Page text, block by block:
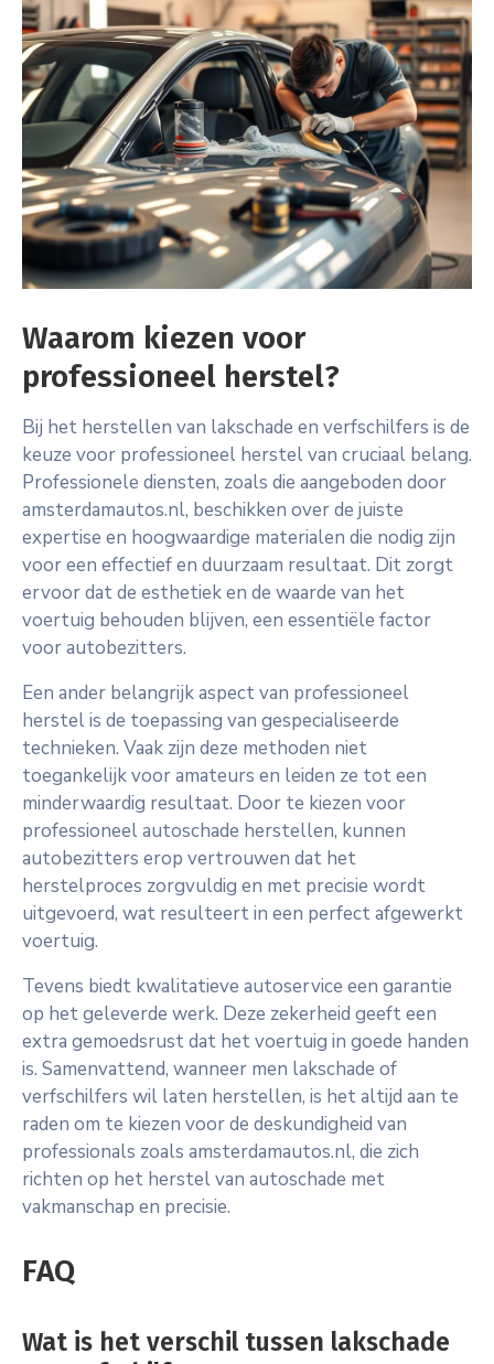
Waarom kiezen voor
professioneel herstel?
Bij het herstellen van lakschade en verfschilfers is de
keuze voor professioneel herstel van cruciaal belang.
Professionele diensten, zoals die aangeboden door
amsterdamautos.nl, beschikken over de juiste
expertise en hoogwaardige materialen die nodig zijn
voor een effectief en duurzaam resultaat. Dit zorgt
ervoor dat de esthetiek en de waarde van het
voertuig behouden blijven, een essentiële factor
voor autobezitters.
Een ander belangrijk aspect van professioneel
herstel is de toepassing van gespecialiseerde
technieken. Vaak zijn deze methoden niet
toegankelijk voor amateurs en leiden ze tot een
minderwaardig resultaat. Door te kiezen voor
professioneel autoschade herstellen, kunnen
autobezitters erop vertrouwen dat het
herstelproces zorgvuldig en met precisie wordt
uitgevoerd, wat resulteert in een perfect afgewerkt
voertuig.
Tevens biedt kwalitatieve autoservice een garantie
op het geleverde werk. Deze zekerheid geeft een
extra gemoedsrust dat het voertuig in goede handen
is. Samenvattend, wanneer men lakschade of
verfschilfers wil laten herstellen, is het altijd aan te
raden om te kiezen voor de deskundigheid van
professionals zoals amsterdamautos.nl, die zich
richten op het herstel van autoschade met
vakmanschap en precisie.
FAQ
Wat is het verschil tussen lakschade